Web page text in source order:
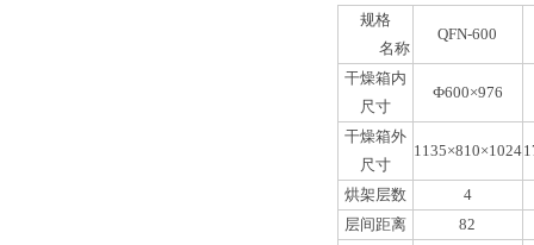
规格
名称
QFN-600
干燥箱内
尺寸
Ф600×976
干燥箱外
尺寸
1135×810×1024
烘架层数
4
层间距离
82